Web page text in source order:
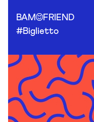
BAM
FRIEND
#Biglietto